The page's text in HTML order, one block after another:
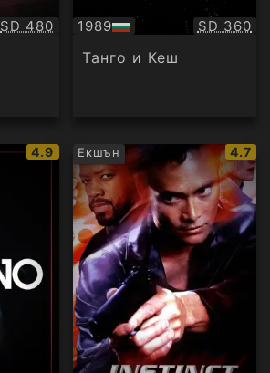
Качество:
SD 480 1989
БГ
аудио
SD 360
Танго и Кеш
IMDb
рейтинг:
4.9 Екшън
IMDb
4.7